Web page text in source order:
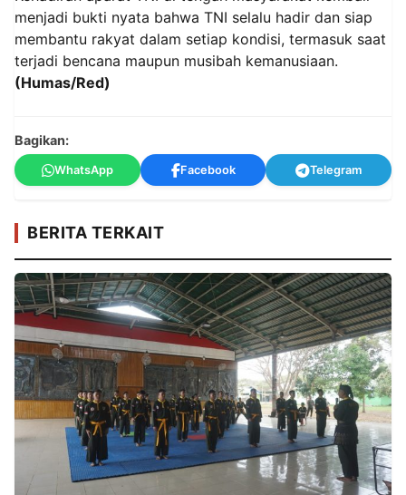
menjadi bukti nyata bahwa TNI selalu hadir dan siap
membantu rakyat dalam setiap kondisi, termasuk saat
terjadi bencana maupun musibah kemanusiaan.
(Humas/Red)
Bagikan:
WhatsApp Facebook Telegram
BERITA TERKAIT